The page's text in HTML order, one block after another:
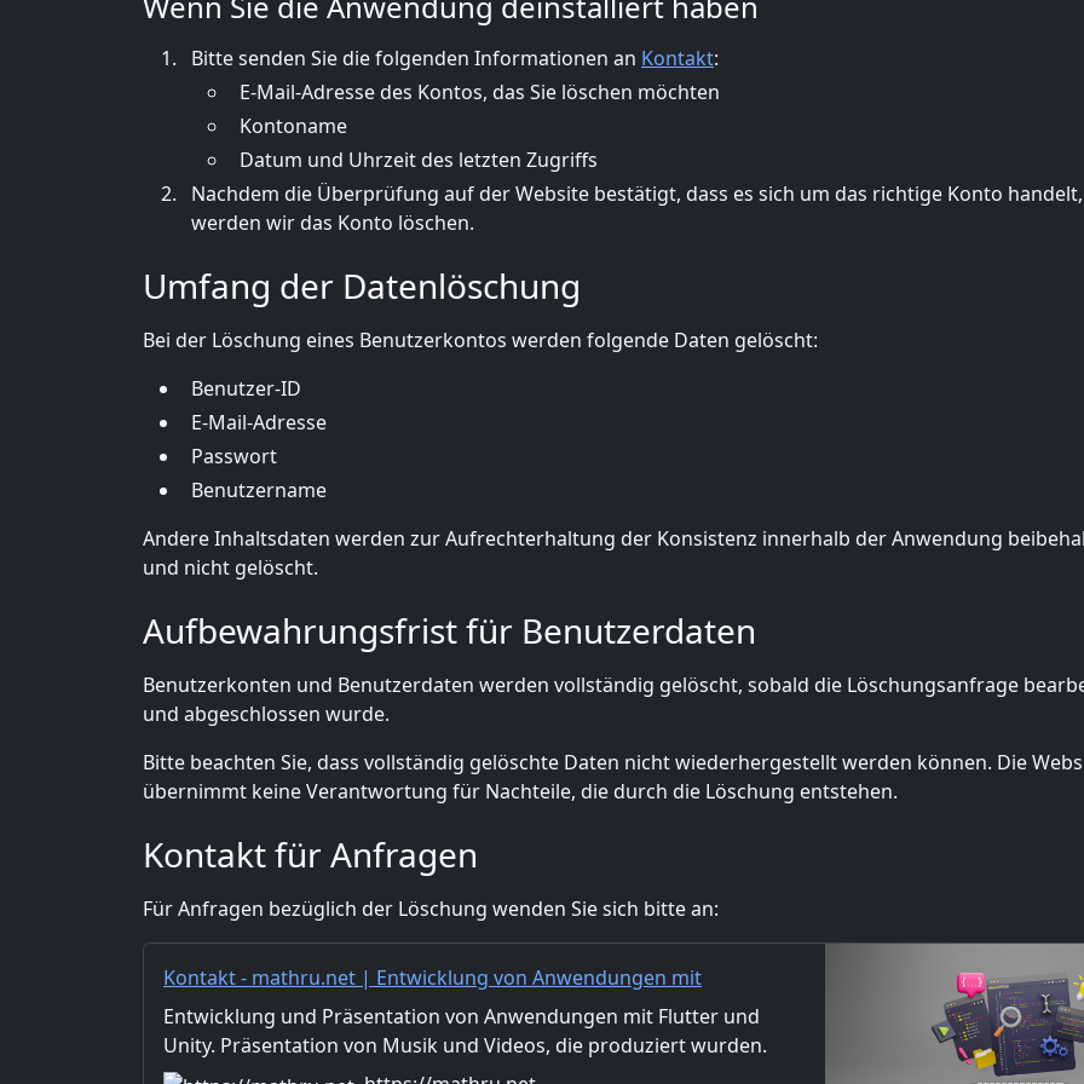
Bitte senden Sie die folgenden Informationen an Kontakt:
E-Mail-Adresse des Kontos, das Sie löschen möchten
Kontoname
Datum und Uhrzeit des letzten Zugriffs
Nachdem die Überprüfung auf der Website bestätigt, dass es sich um das richtige Konto handelt,
werden wir das Konto löschen.
Umfang der Datenlöschung
Bei der Löschung eines Benutzerkontos werden folgende Daten gelöscht:
Benutzer-ID
E-Mail-Adresse
Passwort
Benutzername
Andere Inhaltsdaten werden zur Aufrechterhaltung der Konsistenz innerhalb der Anwendung
und nicht gelöscht.
Aufbewahrungsfrist für Benutzerdaten
Benutzerkonten und Benutzerdaten werden vollständig gelöscht, sobald die Löschungsanfrage
und abgeschlossen wurde.
Bitte beachten Sie, dass vollständig gelöschte Daten nicht wiederhergestellt werden können. Die
übernimmt keine Verantwortung für Nachteile, die durch die Löschung entstehen.
Kontakt für Anfragen
Für Anfragen bezüglich der Löschung wenden Sie sich bitte an:
Kontakt - mathru.net | Entwicklung von Anwendungen mit
Flutter/Unity / Musik- und Videoproduktion / Materialverteilung
Entwicklung und Präsentation von Anwendungen mit Flutter und
Unity. Präsentation von Musik und Videos, die produziert wurden.
Verteilung von Bild- und Videomaterialien. Wir akzeptieren auch